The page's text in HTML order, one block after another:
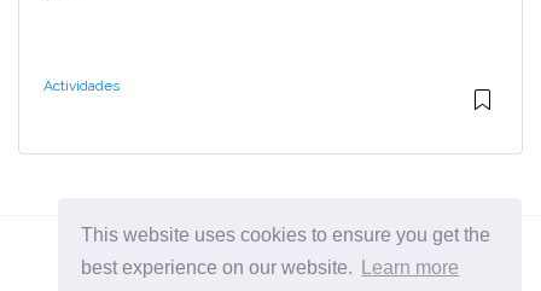
This website uses cookies to ensure you get the
best experience on our website.
Learn more
Actividades